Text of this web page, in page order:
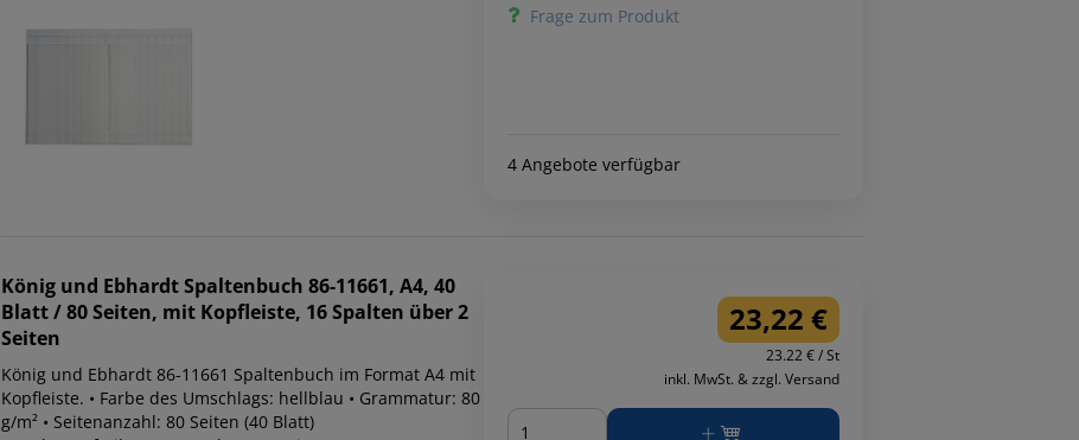
Frage zum Produkt
4 Angebote verfügbar
König und Ebhardt Spaltenbuch 86-11661, A4, 40
Blatt / 80 Seiten, mit Kopfleiste, 16 Spalten über 2
Seiten
König und Ebhardt 86-11661 Spaltenbuch im Format A4 mit
Kopfleiste. • Farbe des Umschlags: hellblau • Grammatur: 80
g/m² • Seitenanzahl: 80 Seiten (40 Blatt)
23,22 €
23.22 € / St
inkl. MwSt. & zzgl. Versand
Menge